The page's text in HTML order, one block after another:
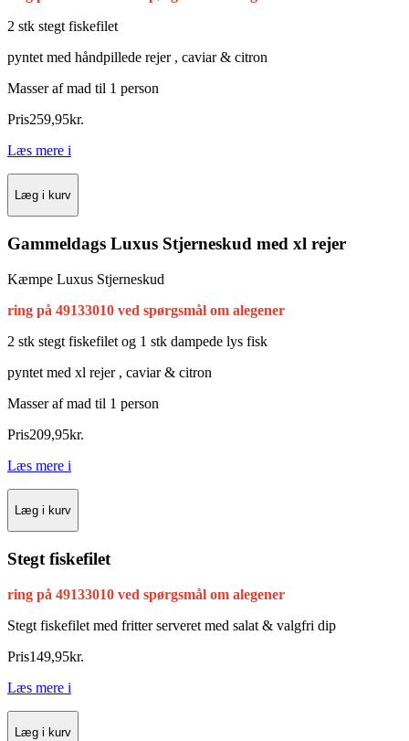
2 stk stegt fiskefilet
pyntet med håndpillede rejer , caviar & citron
Masser af mad til 1 person
Pris259,95kr.
Læs mere i
Læg i kurv
Gammeldags Luxus Stjerneskud med xl rejer
Kæmpe Luxus Stjerneskud
ring på 49133010 ved spørgsmål om alegener
2 stk stegt fiskefilet og 1 stk dampede lys fisk
pyntet med xl rejer , caviar & citron
Masser af mad til 1 person
Pris209,95kr.
Læs mere i
Læg i kurv
Stegt fiskefilet
ring på 49133010 ved spørgsmål om alegener
Stegt fiskefilet med fritterserveret med salat & valgfri dip
Pris149,95kr.
Læs mere i
Læg i kurv